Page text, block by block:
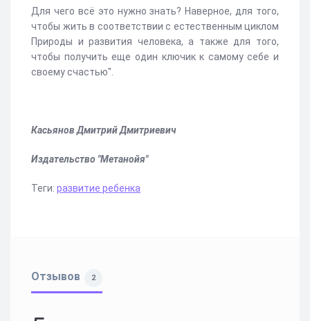
Для чего всё это нужно знать? Наверное, для того,
чтобы жить в соответствии с естественным циклом
Природы и развития человека, а также для того,
чтобы получить еще один ключик к самому себе и
своему счастью".
Касьянов Дмитрий Дмитриевич
Издательство "Метанойя"
Теги: развитие ребенка
Отзывов 2